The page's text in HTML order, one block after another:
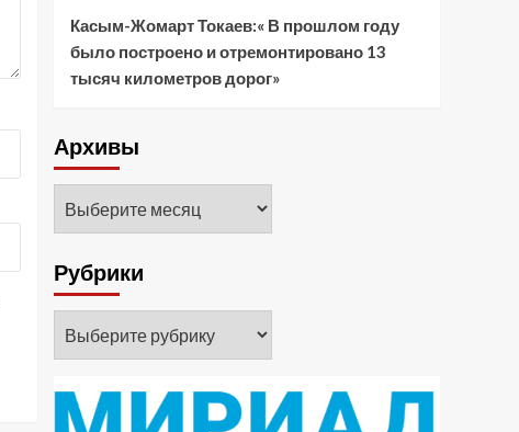
Касым-Жомарт Токаев:« В прошлом году
было построено и отремонтировано 13
тысяч километров дорог»
Архивы
Рубрики